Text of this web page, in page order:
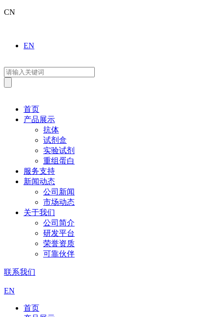
CN
EN
首页
产品展示
抗体
试剂盒
实验试剂
重组蛋白
服务支持
新闻动态
公司新闻
市场动态
关于我们
公司简介
研发平台
荣誉资质
可靠伙伴
联系我们
EN
首页